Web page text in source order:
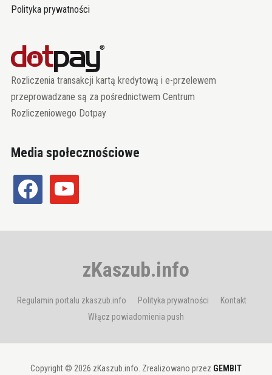
Polityka prywatności
Rozliczenia transakcji kartą kredytową i e-przelewem
przeprowadzane są za pośrednictwem Centrum
Rozliczeniowego Dotpay
Media społecznościowe
facebook youtube
zKaszub.info
Regulamin portalu zkaszub.info Polityka prywatności
Kontakt
Włącz powiadomienia push
Copyright © 2026 zKaszub.info. Zrealizowano przez GEMBIT